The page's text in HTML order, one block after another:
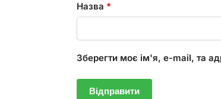
Назва *
Зберегти моє ім'я, e-mail, та